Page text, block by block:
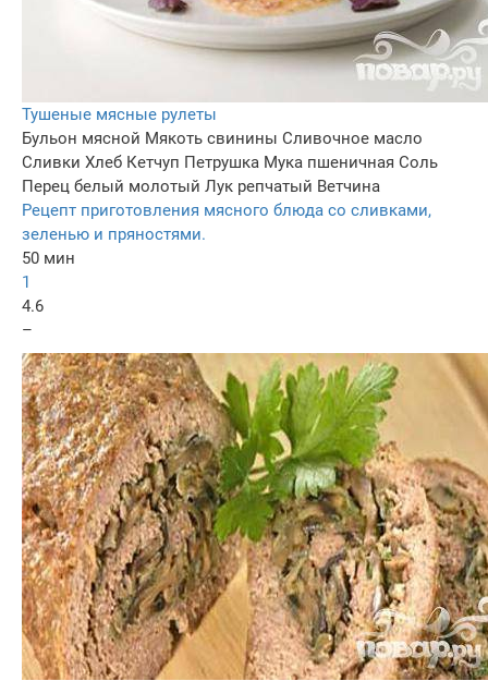
Тушеные мясные рулеты
Бульон мясной Мякоть свинины Сливочное масло
Сливки Хлеб Кетчуп Петрушка Мука пшеничная Соль
Перец белый молотый Лук репчатый Ветчина
Рецепт приготовления мясного блюда со сливками,
зеленью и пряностями.
50 мин
1
4.6
–